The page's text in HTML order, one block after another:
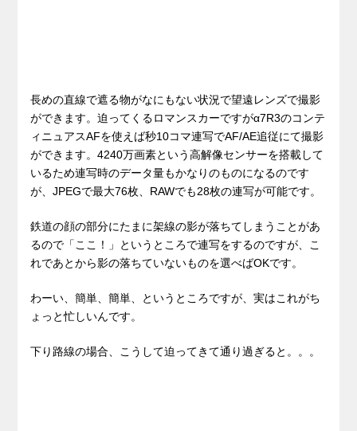
長めの直線で遮る物がなにもない状況で望遠レンズで撮影
ができます。迫ってくるロマンスカーですがα7R3のコンテ
ィニュアスAFを使えば秒10コマ連写でAF/AE追従にて撮影
ができます。4240万画素という高解像センサーを搭載して
いるため連写時のデータ量もかなりのものになるのです
が、JPEGで最大76枚、RAWでも28枚の連写が可能です。
鉄道の顔の部分にたまに架線の影が落ちてしまうことがあ
るので「ここ！」というところで連写をするのですが、こ
れであとから影の落ちていないものを選べばOKです。
わーい、簡単、簡単、というところですが、実はこれがち
ょっと忙しいんです。
下り路線の場合、こうして迫ってきて通り過ぎると。。。